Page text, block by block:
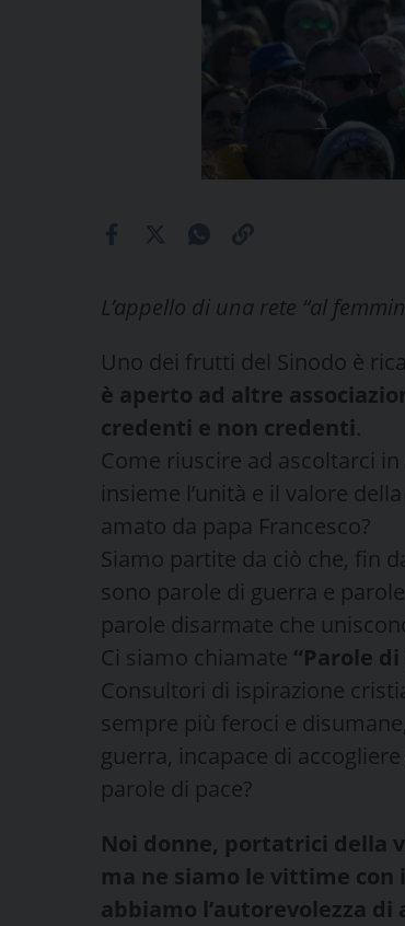
L’appello di una rete “al
Uno dei frutti del Sinodo è
è aperto ad altre
credenti e non credenti.
Come riuscire ad ascoltarci
insieme l’unità e il valore
amato da papa Francesco?
Siamo partite da ciò che, fin
sono parole di guerra e
parole disarmate che
Ci siamo chiamate “Parole di
Consultori di ispirazione
sempre più feroci e
guerra, incapace di
parole di pace?
Noi donne, portatrici della
ma ne siamo le vittime
abbiamo l’autorevolezza di